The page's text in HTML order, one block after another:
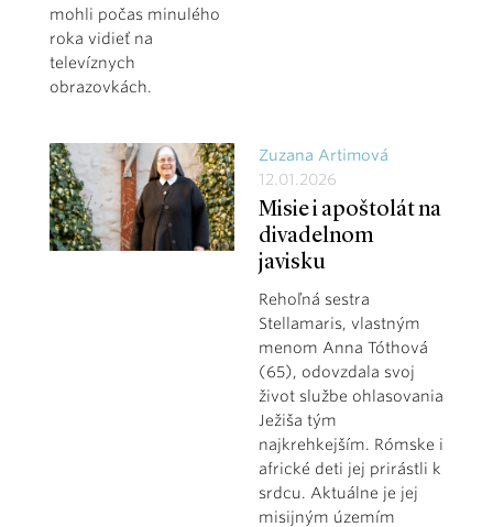
mohli počas minulého
roka vidieť na
televíznych
obrazovkách.
Zuzana Artimová
12.01.2026
Misie i apoštolát na
divadelnom
javisku
Rehoľná sestra
Stellamaris, vlastným
menom Anna Tóthová
(65), odovzdala svoj
život službe ohlasovania
Ježiša tým
najkrehkejším. Rómske i
africké deti jej prirástli k
srdcu. Aktuálne je jej
misijným územím